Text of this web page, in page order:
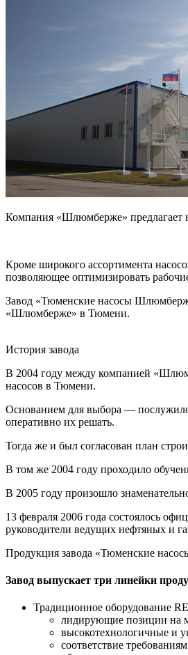
Компания «Шлюмберже» предлагает
Кроме широкого ассортимента
позволяющее оптимизировать
Завод «Тюменские насосы
«Шлюмберже» в Тюмени.
История завода
В 2004 году между компанией
насосов в Тюмени.
Основанием для выбора — послужило
оперативно их решать.
Тогда же и был согласован план
В том же 2004 году проходило
В 2005 году произошло
13 февраля 2006 года состоялось
руководители ведущих нефтяных и
Продукция завода «Тюменские
Завод выпускает три линейки
Традиционное оборудование
лидирующие позиции на
высокотехнологичные и
соответствие